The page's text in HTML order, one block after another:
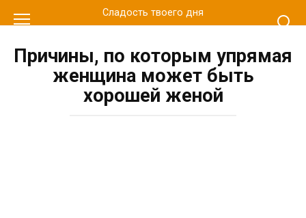
к
Сладость твоего дня
Причины, по которым упрямая
женщина может быть
хорошей женой